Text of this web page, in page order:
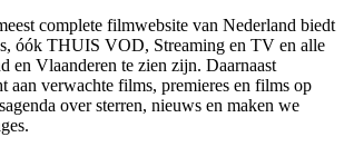
complete filmwebsite van Nederland biedt
óók THUIS VOD, Streaming en TV en alle
en Vlaanderen te zien zijn. Daarnaast
aan verwachte films, premieres en films op
over sterren, nieuws en maken we